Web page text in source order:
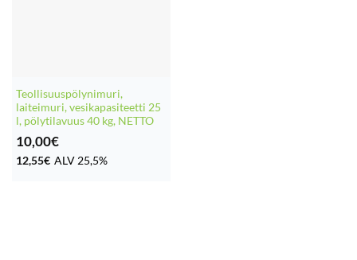
Teollisuuspölynimuri,
laiteimuri, vesikapasiteetti 25
l, pölytilavuus 40 kg, NETTO
10,00€
12,55€ ALV 25,5%